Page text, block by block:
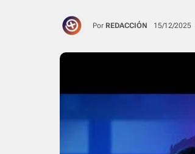
Por REDACCIÓN 15/12/